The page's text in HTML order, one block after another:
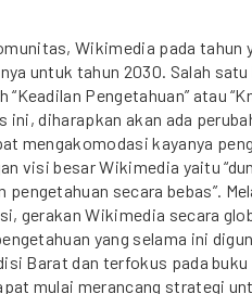
Wikimedia pada tahun
untuk tahun 2030. Salah
Pengetahuan” atau
ini, diharapkan akan ada
mengakomodasi kayanya
visi besar Wikimedia yaitu
secara bebas”.
gerakan Wikimedia secara
yang selama ini
Barat dan terfokus pada buku
mulai merancang strategi